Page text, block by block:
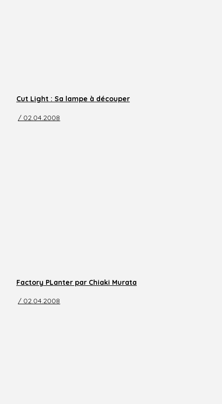
Cut Light : Sa lampe à découper
/ 02.04.2008
Factory PLanter par Chiaki Murata
/ 02.04.2008